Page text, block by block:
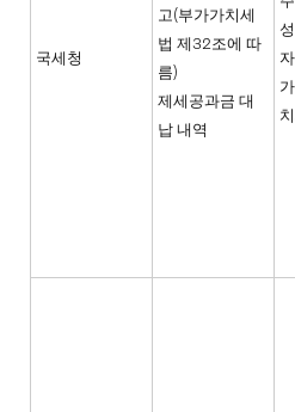
국세청
고(부가가치세
법 제32조에 따
름)
제세공과금 대
납 내역